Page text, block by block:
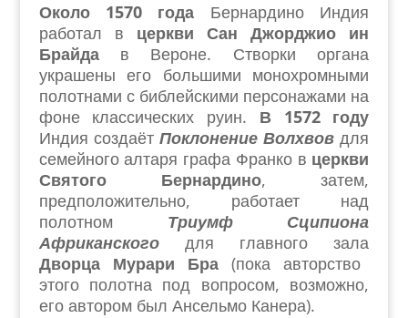
Около 1570 года Бернардино Индия
работал в церкви Сан Джорджио ин
Брайдав Вероне. Створки органа
украшены его большими монохромными
полотнами с библейскими персонажами на
фоне классических руин. В 1572 году
Индия создаёт Поклонение Волхвов для
семейного алтаря графа Франко в церкви
Святого Бернардино, затем,
предположительно, работает над
полотном Триумф Сципиона
Африканскогодля главного зала
Дворца Мурари Бра(пока авторство
этого полотна под вопросом, возможно,
его автором был Ансельмо Канера).